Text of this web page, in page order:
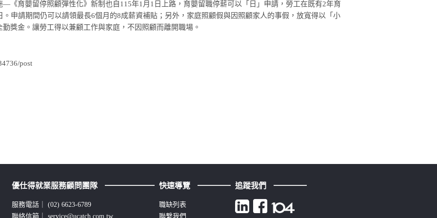
《育嬰留停照顧彈性化》新制也自115年1月1日上路，育嬰留職停薪可以「日」申請，勞工在既有2年育
申請期間仍可以請領最長6個月的8成薪資補貼；另外，家庭照顧假與因照顧家人的事假，放寬得以「小
獎金。讓勞工得以兼顧工作與家庭，不因照顧而離開職場。
post
優仕得就業服務顧問團隊
服務電話｜(02) 6623-6789
聯絡信箱｜service@ucatch.com.tw
快速導覽
職缺列表
聯繫我們
追蹤我們